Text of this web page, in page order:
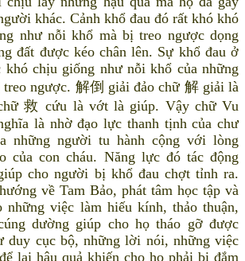
khác. Cảnh khổ đau đó rất khó khó
như nỗi khổ mà bị treo ngược dọng
đất được kéo chân lên. Sự khổ đau ở
khó chịu giống như nỗi khổ của những
ngược. 解倒 giải đảo chữ 解 giải là
救 cứu là vớt là giúp. Vậy chữ Vu
là nhờ đạo lực thanh tịnh của chư
những người tu hành cộng với lòng
của con cháu. Năng lực đó tác động
cho người bị khổ đau chợt tỉnh ra.
về Tam Bảo, phát tâm học tập và
những việc làm hiếu kính, thảo thuận,
dường giúp cho họ tháo gỡ được
duy cục bộ, những lời nói, những việc
lại hậu quả khiến cho họ phải bị đắm